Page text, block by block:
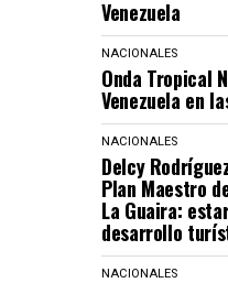
Venezuela
NACIONALES
Onda Tropical
Venezuela en
NACIONALES
Delcy
Plan Maestro
La Guaira:
desarrollo
NACIONALES